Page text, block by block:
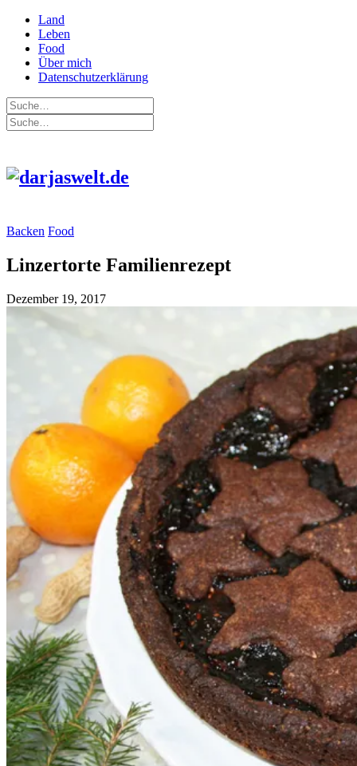
Land
Leben
Food
Über mich
Datenschutzerklärung
Backen Food
Linzertorte Familienrezept
Dezember 19, 2017